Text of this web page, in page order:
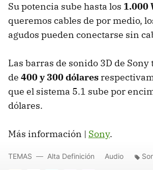
Su potencia sube hasta los 1.000
queremos cables de por medio,
agudos pueden conectarse sin
Las barras de sonido 3D de
de 400 y 300 dólares
que el sistema 5.1 sube por
dólares.
Más información | Sony.
TEMAS Alta Definición Audio